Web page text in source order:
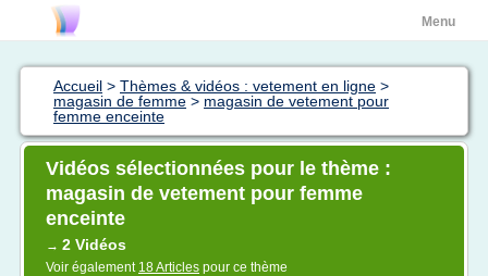
Menu
Accueil > Thèmes & vidéos : vetement en ligne >
magasin de femme > magasin de vetement pour
femme enceinte
Vidéos sélectionnées pour le thème :
magasin de vetement pour femme
enceinte
→ 2 Vidéos
Voir également 18 Articles pour ce thème